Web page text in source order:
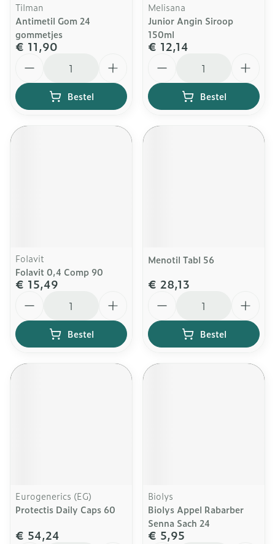
Tilman
Antimetil Gom 24
gommetjes
€ 11,90
Bestel
Melisana
Junior Angin Siroop
150ml
€ 12,14
Bestel
Folavit
Folavit 0,4 Comp 90
€ 15,49
Bestel
Menotil Tabl 56
€ 28,13
Bestel
Eurogenerics (EG)
Protectis Daily Caps 60
€ 54,24
Biolys
Biolys Appel Rabarber
Senna Sach 24
€ 5,95